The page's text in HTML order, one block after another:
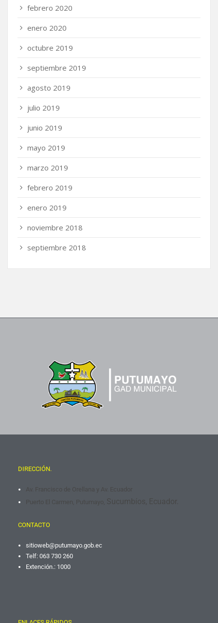
febrero 2020
enero 2020
octubre 2019
septiembre 2019
agosto 2019
julio 2019
junio 2019
mayo 2019
marzo 2019
febrero 2019
enero 2019
noviembre 2018
septiembre 2018
DIRECCIÓN.
Av. Francisco de Orellana y Av. Ecuador
Puerto El Carmen, Putumayo, Sucumbíos, Ecuador.
CONTACTO
sitioweb@putumayo.gob.ec
Telf: 063 730 260
Extención.: 1000